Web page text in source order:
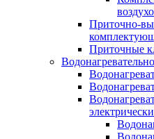
Приточно-
Приточные